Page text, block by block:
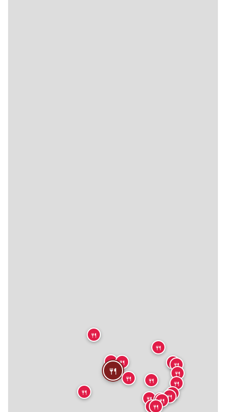
🍴 🍴
🍴
🍴
🍴
🍴
🍴
🍴
🍴
🍴
🍴
🍴
🍴
🍴
🍴
🍴
🍴
🍴
🍴